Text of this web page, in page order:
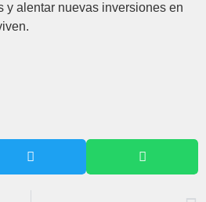
y alentar nuevas inversiones en